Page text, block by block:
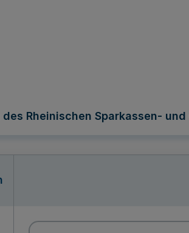
Rheinischen Sparkassen- und